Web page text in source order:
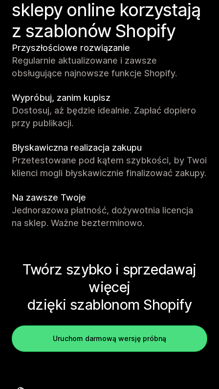
sklepy online korzystają
z szablonów Shopify
Przyszłościowe rozwiązanie
Regularnie aktualizowane i zawsze
obsługujące najnowsze funkcje Shopify.
Wypróbuj, zanim kupisz
Dostosuj, aż będzie idealnie. Zapłać dopiero
przy publikacji.
Błyskawiczna realizacja zakupu
Przetestowane pod kątem szybkości, by Twoi
klienci mogli błyskawicznie finalizować zakupy.
Na zawsze Twoje
Jednorazowa płatność, dożywotnia licencja
na sklep. Ważne bezterminowo.
Twórz szybko i sprzedawaj
więcej
dzięki szablonom Shopify
Uruchom darmową wersję próbną